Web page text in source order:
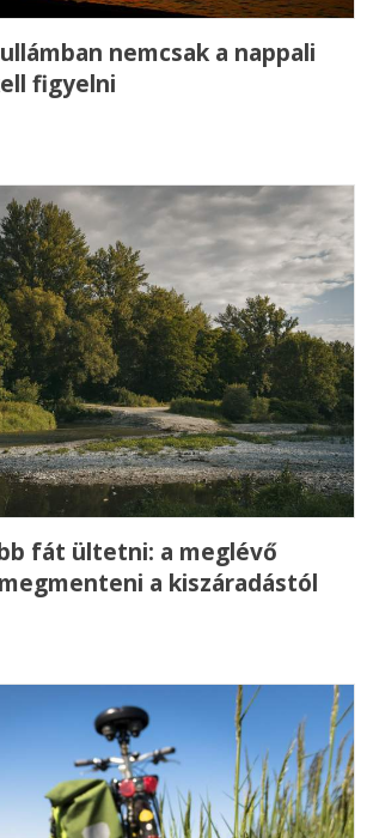
nemcsak a nappali
figyelni
fát ültetni: a meglévő
a kiszáradástól